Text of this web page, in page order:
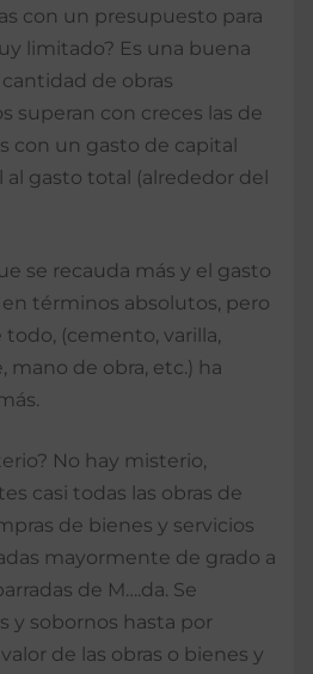
con un presupuesto para
limitado? Es una buena
de obras
superan con creces las de
con un gasto de capital
gasto total (alrededor del
se recauda más y el gasto
términos absolutos, pero
(cemento, varilla,
mano de obra, etc.) ha
No hay misterio,
casi todas las obras de
de bienes y servicios
mayormente de grado a
de M….da. Se
y sobornos hasta por
de las obras o bienes y